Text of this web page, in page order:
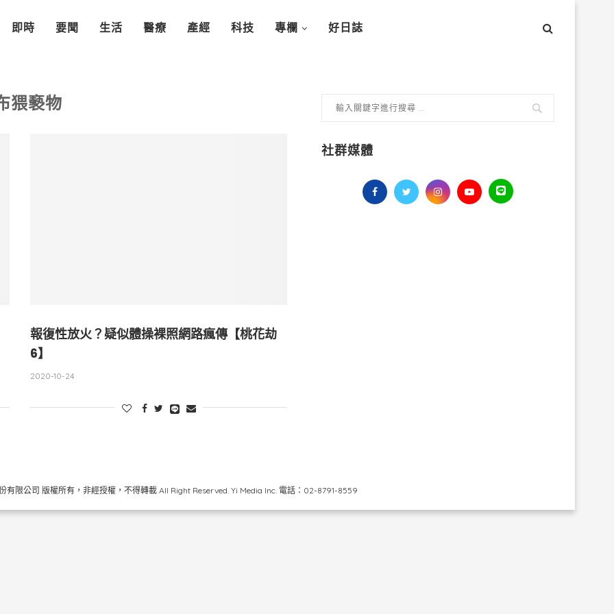
即時 要聞 生活 醫療 產經 科技 專欄 好日誌
猥褻物
報復性放火？疑似體操裸照網路瘋傳【桃花劫
6】
2020-10-24
社群媒體
有限公司 版權所有，非經授權，不得轉載 All Right Reserved. Yi Media Inc. 電話：02-8791-8559